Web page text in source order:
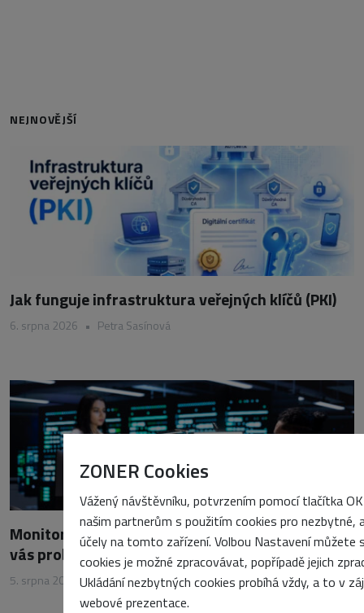
ZONER Cookies
Vážený návštěvníku, potvrzením pomocí tlačítka
našim partnerům s použitím cookies pro nezbytné,
účely na tomto zařízení. Volbou Nastavení můžete
cookies je možné zpracovávat, popřípadě jejich
Ukládání nezbytných cookies probíhá vždy, a to v
webové prezentace.
NEJNOVĚJŠÍ
Jak funguje infrastruktura veřejných klíčů (PKI)
6. srpna 2026 • Petra Sasínová
Monitoring serverů: Jaké metriky sledovat, aby
vás problémy nepřekvapily
5. srpna 2026 • Petra Sasínová